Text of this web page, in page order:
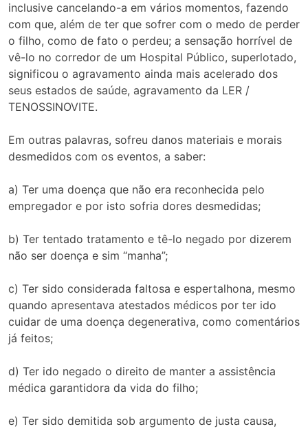
inclusive cancelando-a em vários momentos, fazendo
com que, além de ter que sofrer com o medo de perder
o filho, como de fato o perdeu; a sensação horrível de
vê-lo no corredor de um Hospital Público, superlotado,
significou o agravamento ainda mais acelerado dos
seus estados de saúde, agravamento da LER /
TENOSSINOVITE.
Em outras palavras, sofreu danos materiais e morais
desmedidos com os eventos, a saber:
a) Ter uma doença que não era reconhecida pelo
empregador e por isto sofria dores desmedidas;
b) Ter tentado tratamento e tê-lo negado por dizerem
não ser doença e sim “manha”;
c) Ter sido considerada faltosa e espertalhona, mesmo
quando apresentava atestados médicos por ter ido
cuidar de uma doença degenerativa, como comentários
já feitos;
d) Ter ido negado o direito de manter a assistência
médica garantidora da vida do filho;
e) Ter sido demitida sob argumento de justa causa,